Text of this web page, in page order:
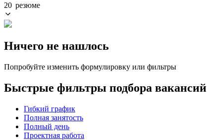
20 резюме
Ничего не нашлось
Попробуйте изменить формулировку или фильтры
Быстрые фильтры подбора вакансий
Гибкий график
Полная занятость
Полный день
Проектная работа